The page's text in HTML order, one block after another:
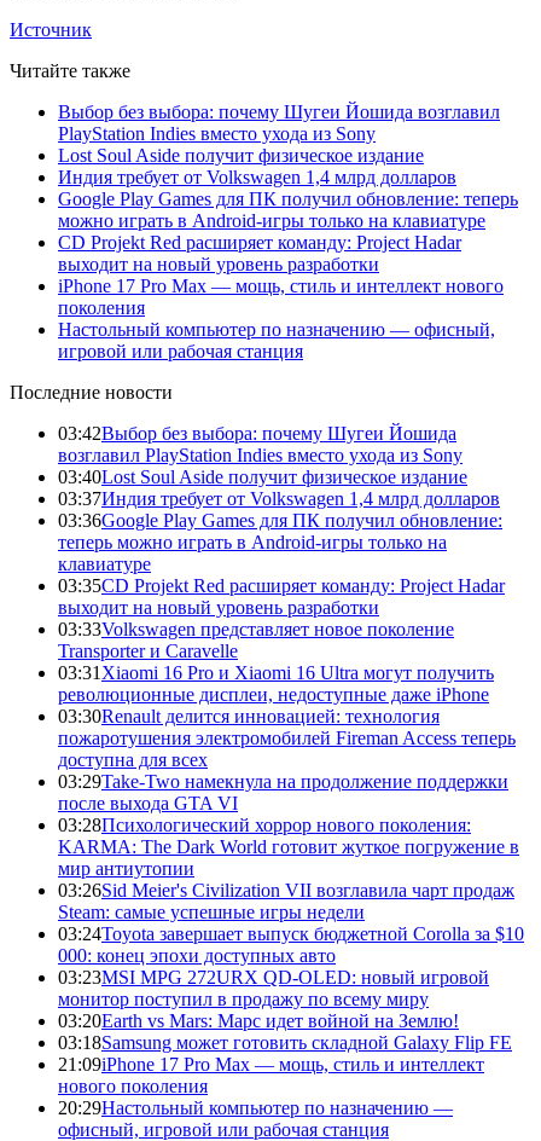
Источник
Читайте также
Выбор без выбора: почему Шугеи Йошида возглавил
PlayStation Indies вместо ухода из Sony
Lost Soul Aside получит физическое издание
Индия требует от Volkswagen 1,4 млрд долларов
Google Play Games для ПК получил обновление: теперь
можно играть в Android-игры только на клавиатуре
CD Projekt Red расширяет команду: Project Hadar
выходит на новый уровень разработки
iPhone 17 Pro Max — мощь, стиль и интеллект нового
поколения
Настольный компьютер по назначению — офисный,
игровой или рабочая станция
Последние новости
03:42Выбор без выбора: почему Шугеи Йошида
возглавил PlayStation Indies вместо ухода из Sony
03:40Lost Soul Aside получит физическое издание
03:37Индия требует от Volkswagen 1,4 млрд долларов
03:36Google Play Games для ПК получил обновление:
теперь можно играть в Android-игры только на
клавиатуре
03:35CD Projekt Red расширяет команду: Project Hadar
выходит на новый уровень разработки
03:33Volkswagen представляет новое поколение
Transporter и Caravelle
03:31 Xiaomi 16 Pro и Xiaomi 16 Ultra могут получить
революционные дисплеи, недоступные даже iPhone
03:30Renault делится инновацией: технология
пожаротушения электромобилей Fireman Access теперь
доступна для всех
03:29Take-Two намекнула на продолжение поддержки
после выхода GTA VI
03:28Психологический хоррор нового поколения:
KARMA: The Dark World готовит жуткое погружение в
мир антиутопии
03:26Sid Meier's Civilization VII возглавила чарт продаж
Steam: самые успешные игры недели
03:24Toyota завершает выпуск бюджетной Corolla за $10
000: конец эпохи доступных авто
03:23MSI MPG 272URX QD-OLED: новый игровой
монитор поступил в продажу по всему миру
03:20Earth vs Mars: Марс идет войной на Землю!
03:18Samsung может готовить складной Galaxy Flip FE
21:09iPhone 17 Pro Max — мощь, стиль и интеллект
нового поколения
20:29Настольный компьютер по назначению —
офисный, игровой или рабочая станция